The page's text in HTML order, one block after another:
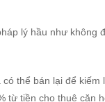
lý hầu như không
thể bán lại để
từ tiền cho thuê căn